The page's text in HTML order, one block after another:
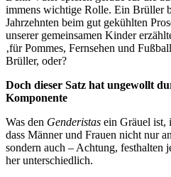
immens wichtige Rolle. Ein Brüller
Jahrzehnten beim gut gekühlten
unserer gemeinsamen Kinder
‚für Pommes, Fernsehen und
Brüller, oder?
Doch dieser Satz hat ungewollt
Komponente
Was den Genderistas ein Gräuel ist,
dass Männer und Frauen nicht nur
sondern auch – Achtung, festhalten
her unterschiedlich.